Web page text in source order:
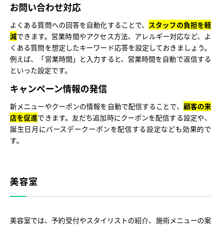
お問い合わせ対応
よくある質問への回答を自動化することで、 スタッフの負担を軽
減できます。営業時間やアクセス方法、アレルギー対応など、よ
くある質問を想定したキーワード応答を設定しておきましょう。
例えば、「営業時間」と入力すると、営業時間を自動で返信する
といった設定です。
キャンペーン情報の発信
新メニューやクーポンの情報を自動で配信することで、 顧客の来
店を促進できます。友だち追加時にクーポンを配信する設定や、
誕生日月にバースデークーポンを配信する設定なども効果的で
す。
美容室
美容室では、予約受付やスタイリストの紹介、施術メニューの案